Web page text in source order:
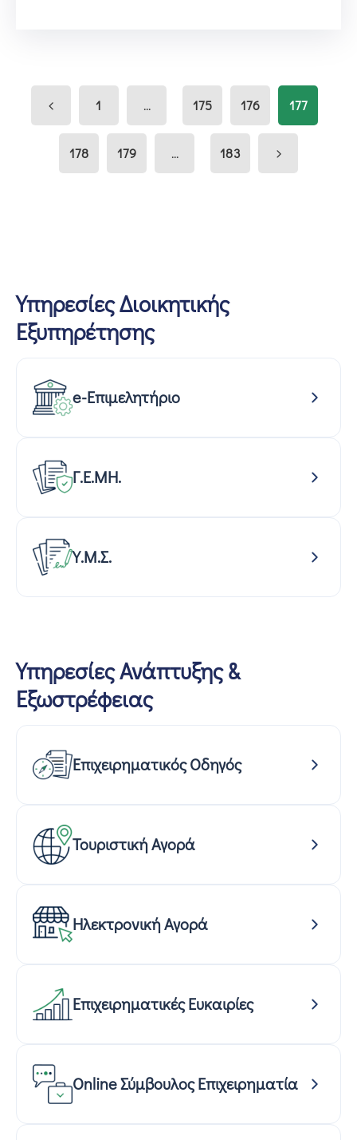
1 ... 175 176 177
178 179 ... 183
Υπηρεσίες Διοικητικής
Εξυπηρέτησης
e-Επιμελητήριο
Γ.Ε.ΜΗ.
Υ.Μ.Σ.
Υπηρεσίες Ανάπτυξης &
Εξωστρέφειας
Επιχειρηματικός Οδηγός
Τουριστική Αγορά
Ηλεκτρονική Αγορά
Επιχειρηματικές Ευκαιρίες
Online Σύμβουλος Επιχειρηματία